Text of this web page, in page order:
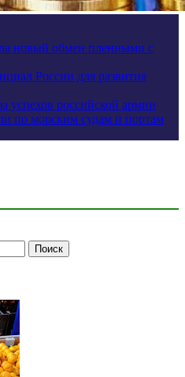
новый обмен пленными с
России для развития
успехов российской армии
по морским судам и портам